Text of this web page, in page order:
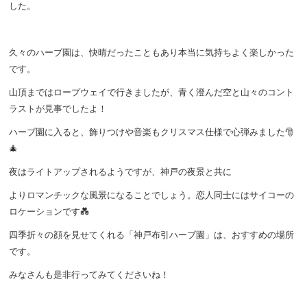
した。
久々のハーブ園は、快晴だったこともあり本当に気持ちよく楽しかった
です。
山頂まではロープウェイで行きましたが、青く澄んだ空と山々のコント
ラストが見事でしたよ！
ハーブ園に入ると、飾りつけや音楽もクリスマス仕様で心弾みました🎅
🎄
夜はライトアップされるようですが、神戸の夜景と共に
よりロマンチックな風景になることでしょう。恋人同士にはサイコーの
ロケーションです💑
四季折々の顔を見せてくれる「神戸布引ハーブ園」は、おすすめの場所
です。
みなさんも是非行ってみてくださいね！